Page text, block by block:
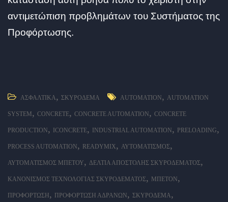
αντιμετώπιση προβλημάτων του Συστήματος της
Προφόρτωσης.
ΑΣΦΑΛΤΙΚΆ, ΣΚΥΡΌΔΕΜΑ AUTOMATION , AUTOMATION
SYSTEM , CONCRETE, CONCRETE AUTOMATION , CONCRETE
PRODUCTION , ICONCRETE, INDUSTRIAL AUTOMATION , PRELOADING,
PROCESS AUTOMATION , READYMIX, ΑΥΤΟΜΑΤΙΣΜΌΣ,
ΑΥΤΟΜΑΤΙΣΜΌΣ ΜΠΕΤΟΎ, ΔΕΛΤΊΑ ΑΠΟΣΤΟΛΉΣ ΣΚΥΡΟΔΈΜΑΤΟΣ,
ΚΑΝΟΝΙΣΜΌΣ ΤΕΧΝΟΛΟΓΊΑΣ ΣΚΥΡΟΔΈΜΑΤΟΣ, ΜΠΕΤΌΝ ,
ΠΡΟΦΌΡΤΩΣΗ , ΠΡΟΦΌΡΤΩΣΗ ΑΔΡΑΝΏΝ , ΣΚΥΡΌΔΕΜΑ,